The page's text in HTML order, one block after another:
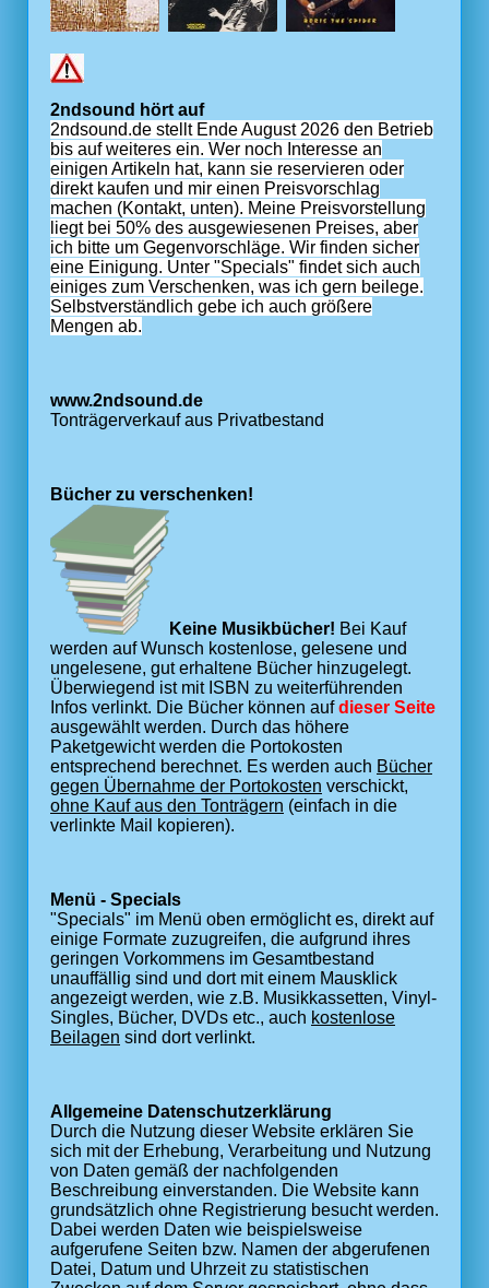
2ndsound hört auf
2ndsound.de stellt Ende August 2026 den Betrieb
bis auf weiteres ein. Wer noch Interesse an
einigen Artikeln hat, kann sie reservieren oder
direkt kaufen und mir einen Preisvorschlag
machen (Kontakt, unten). Meine Preisvorstellung
liegt bei 50% des ausgewiesenen Preises, aber
ich bitte um Gegenvorschläge. Wir finden sicher
eine Einigung. Unter "Specials" findet sich auch
einiges zum Verschenken, was ich gern beilege.
Selbstverständlich gebe ich auch größere
Mengen ab.
www.2ndsound.de
Tonträgerverkauf aus Privatbestand
Bücher zu verschenken!
Keine Musikbücher! Bei Kauf
werden auf Wunsch kostenlose, gelesene und
ungelesene, gut erhaltene Bücher hinzugelegt.
Überwiegend ist mit ISBN zu weiterführenden
Infos verlinkt. Die Bücher können aufdieser Seite
ausgewählt werden. Durch das höhere
Paketgewicht werden die Portokosten
entsprechend berechnet. Es werden auch Bücher
gegen Übernahme der Portokosten verschickt,
ohne Kauf aus den Tonträgern (einfach in die
verlinkte Mail kopieren).
Menü - Specials
"Specials" im Menü oben ermöglicht es, direkt auf
einige Formate zuzugreifen, die aufgrund ihres
geringen Vorkommens im Gesamtbestand
unauffällig sind und dort mit einem Mausklick
angezeigt werden, wie z.B. Musikkassetten, Vinyl-
Singles, Bücher, DVDs etc., auch kostenlose
Beilagen sind dort verlinkt.
Allgemeine Datenschutzerklärung
Durch die Nutzung dieser Website erklären Sie
sich mit der Erhebung, Verarbeitung und Nutzung
von Daten gemäß der nachfolgenden
Beschreibung einverstanden. Die Website kann
grundsätzlich ohne Registrierung besucht werden.
Dabei werden Daten wie beispielsweise
aufgerufene Seiten bzw. Namen der abgerufenen
Datei, Datum und Uhrzeit zu statistischen